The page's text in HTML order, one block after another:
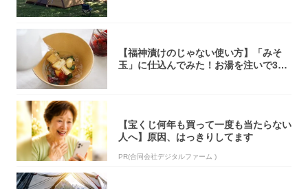
【福神漬けのじゃない使い方】「みそ
玉」に仕込んでみた！お湯を注いで30
【宝くじ何年も買って一度も当たらない
人へ】原因、はっきりしてます
PR(合同会社デジタルファーム )